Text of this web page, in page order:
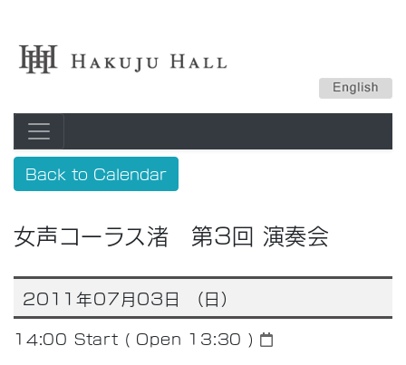
Back to Calendar
女声コーラス渚 第3回 演奏会
2011年07月03日 （日）
14:00 Start ( Open 13:30 )